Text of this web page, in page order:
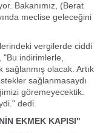
Bakanımız, (Berat
meclise geleceğini
vergilerde ciddi
"Bu indirimlerle,
olacak. Artık
sağlanmasaydı
göremeyecektik.
dedi.
EKMEK KAPISI"